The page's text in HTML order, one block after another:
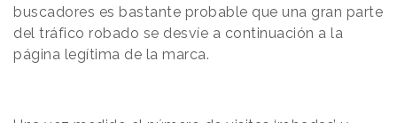
buscadores es bastante probable que una gran parte
del tráfico robado se desvíe a continuación a la
página legítima de la marca.